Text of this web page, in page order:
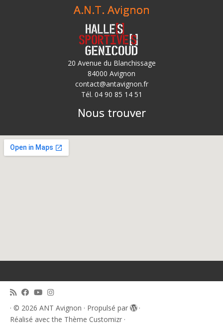
A.N.T. Avignon
20 Avenue du Blanchissage
84000 Avignon
contact@antavignon.fr
Tél. 04 90 85 14 51
Nous trouver
· © 2026 ANT Avignon · Propulsé par
·
Réalisé avec the Thème Customizr ·